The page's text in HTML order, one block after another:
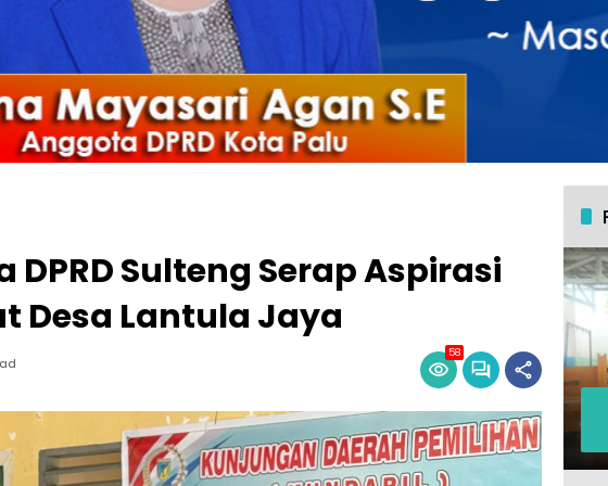
DPRD Sulteng Serap Aspirasi
Desa Lantula Jaya
58